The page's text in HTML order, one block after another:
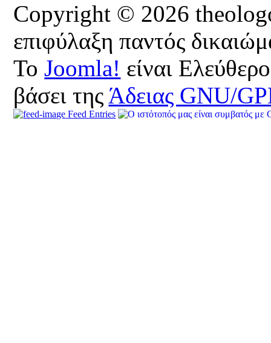
Copyright © 2026
επιφύλαξη παντός
ΤοJoomla! είναι
βάσει της Άδειας GNU/
Feed Entries